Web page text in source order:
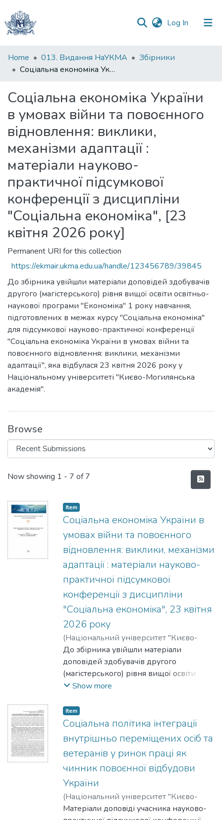
Log In (current)
Communities
&
All of DSpace
Statistics
Home 013. Видання НаУКМА
Збірники
Соціальна економіка України в умовах війни та повоєнного відновлення: виклики, механізми адаптації : матеріали науково-практичної підсумкової конференції з дисципліни "Соціальна економіка", [23 квітня 2026 року]
Соціальна економіка України
в умовах війни та повоєнного
відновлення: виклики,
механізми адаптації :
матеріали науково-
практичної підсумкової
конференції з дисципліни
"Соціальна економіка", [23
квітня 2026 року]
Permanent URI for this collection
https://ekmair.ukma.edu.ua/handle/123456789/39845
До збірника увійшли матеріали доповідей здобувачів
другого (магістерського) рівня вищої освіти освітньо-
наукової програми "Економіка" 1 року навчання,
підготовлених в межах курсу "Соціальна економіка"
для підсумкової науково-практичної конференції
"Соціальна економіка України в умовах війни та
повоєнного відновлення: виклики, механізми
адаптації", яка відбулася 23 квітня 2026 року у
Національному університеті "Києво-Могилянська
академія".
Browse
Recent Submissions
Now showing 1 - 7 of 7
Item
Соціальна економіка України в
умовах війни та повоєнного
відновлення: виклики, механізми
адаптації : матеріали науково-
практичної підсумкової
конференції з дисципліни
"Соціальна економіка", 23 квітня
2026 року
(Національний університет "Києво-
Могилянська академія",2026)
Шевченко, Олена
До збірника увійшли матеріали
доповідей здобувачів другого
(магістерського) рівня вищої освіти
освітньо-наукової програми
підготовлених в межах курсу
"Соціальна економіка" для підсумкової
науково-практичної конференції
"Соціальна економіка України в умовах
війни та повоєнного відновлення:
виклики, механізми адаптації", яка
відбулася 23 квітня 2026 року у
Національному університеті "Києво-
Могилянська академія".
Show more
Item
Соціальна політика інтеграції
внутрішньо переміщених осіб та
ветеранів у ринок праці як
чинник повоєнної відбудови
України
(Національний університет "Києво-
Могилянська академія",2026)
Матеріали доповiді учасника науково-